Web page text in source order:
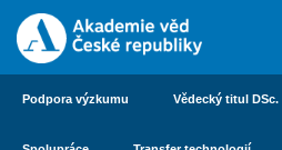
Podpora výzkumu Vědecký titul DSc.